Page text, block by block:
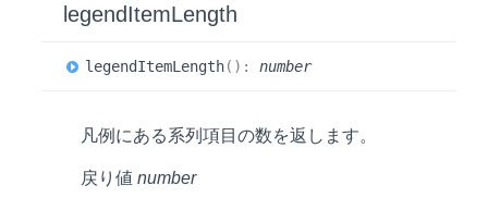
legendItemLength
legendItemLength( ) : number
凡例にある系列項目の数を返します。
戻り値 number